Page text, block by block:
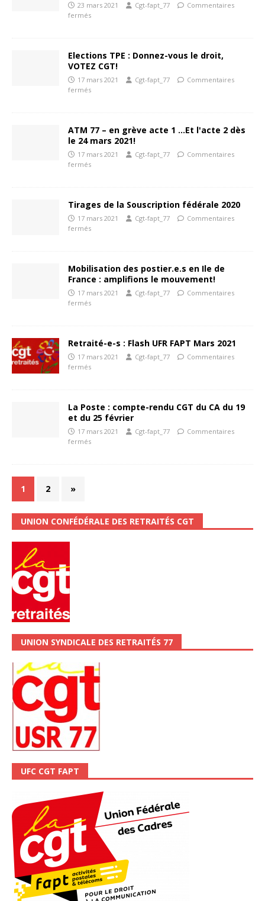
23 mars 2021 Cgt-fapt_77
Commentaires
fermés
Elections TPE : Donnez-vous le droit,
VOTEZ CGT!
17 mars 2021 Cgt-fapt_77
Commentaires
fermés
ATM 77 – en grève acte 1 …Et l'acte 2 dès
le 24 mars 2021!
17 mars 2021 Cgt-fapt_77
Commentaires
fermés
Tirages de la Souscription fédérale 2020
17 mars 2021 Cgt-fapt_77
Commentaires
fermés
Mobilisation des postier.e.s en Ile de
France : amplifions le mouvement!
17 mars 2021 Cgt-fapt_77
Commentaires
fermés
Retraité-e-s : Flash UFR FAPT Mars 2021
17 mars 2021 Cgt-fapt_77
Commentaires
fermés
La Poste : compte-rendu CGT du CA du 19
et du 25 février
17 mars 2021 Cgt-fapt_77
Commentaires
fermés
1 2 »
UNION CONFÉDÉRALE DES RETRAITÉS CGT
UNION SYNDICALE DES RETRAITÉS 77
UFC CGT FAPT